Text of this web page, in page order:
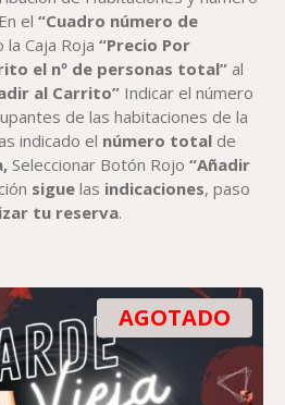
En el“Cuadro número de
la Caja Roja“Precio Por
el nº de personas total”al
al Carrito” Indicar el número
de las habitaciones de la
indicado el número total de
Seleccionar Botón Rojo“Añadir
sigue las indicaciones, paso
tu reserva.
AGOTADO